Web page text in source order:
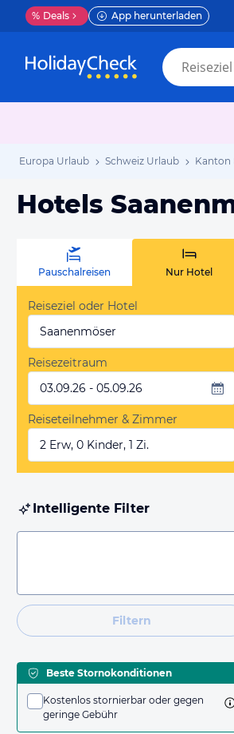
% Deals App herunterladen
Europa Urlaub Schweiz Urlaub Kanton
Hotels
Pauschalreisen Nur Hotel
Reiseziel oder Hotel
Saanenmöser
Reisezeitraum
03.09.26 - 05.09.26
Reiseteilnehmer & Zimmer
2 Erw, 0 Kinder, 1 Zi.
Intelligente Filter
Filtern
Beste Stornokonditionen
Kostenlos stornierbar oder gegen
geringe Gebühr